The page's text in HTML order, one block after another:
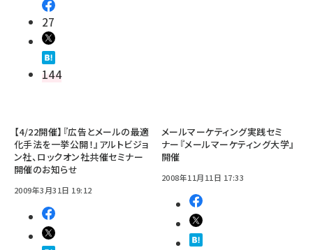
27
144
【4/22開催】『広告とメールの最適
化手法を一挙公開！』アルトビジョ
ン社、ロックオン社共催セミナー
開催のお知らせ
2009年3月31日 19:12
メールマーケティング実践セミ
ナー『メールマーケティング大学』
開催
2008年11月11日 17:33